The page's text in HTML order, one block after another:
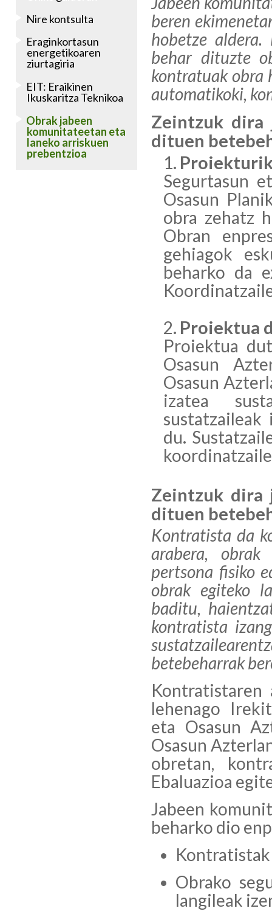
beren
hobetze aldera.
behar dituzte
kontratuak obra
automatikoki,
Zeintzuk dira
dituen
Segurtasun
Osasun
obra zehatz
Obran
gehiagok
beharko da
Proiektua
Proiektua
Osasun
Osasun
izatea
sustatzaileak
du.
Zeintzuk dira
dituen
Kontratista da
arabera,
pertsona fisiko
obrak egiteko
baditu,
kontratista
betebeharrak
Kontratistaren
lehenago
eta Osasun
Osasun
obretan,
Ebaluazioa
Jabeen
beharko dio
Obrako
langileak
Nire kontsulta
Eraginkortasun
energetikoaren
ziurtagiria
EIT: Eraikinen
Ikuskaritza Teknikoa
Obrak jabeen
komunitateetan eta
laneko arriskuen
prebentzioa